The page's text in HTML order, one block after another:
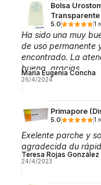
Bolsa
5.0
Ha sido una muy
de uso permanente
encontrado. La
buena, gracias.
Maria Eugenia Concha
26/4/2024
Primapore
5.0
Exelente parche y
agradecida du
Teresa Rojas González
24/4/2023